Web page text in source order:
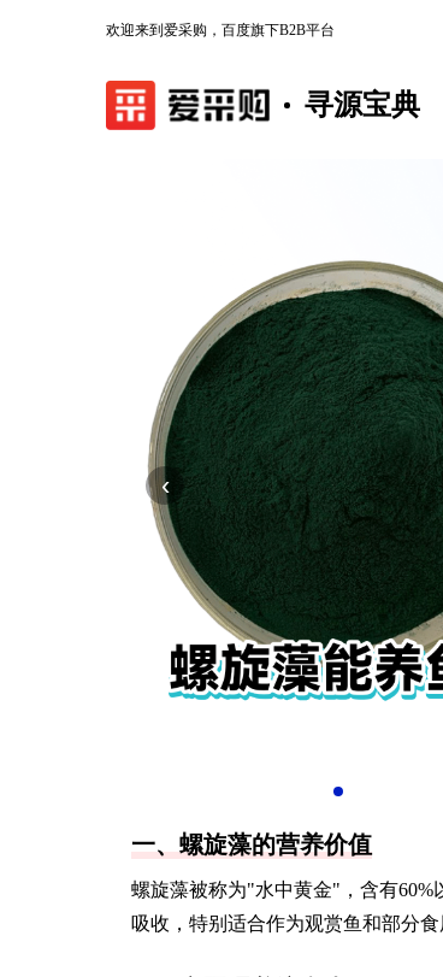
欢迎来到爱采购，百度旗下B2B平台
寻源宝典
‹
一、螺旋藻的营养价值
螺旋藻被称为"水中黄金"，含有
吸收，特别适合作为观赏鱼和部分